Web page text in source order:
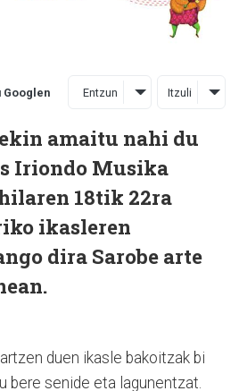
Googlen Entzun Itzuli
amaitu nahi du
Iriondo Musika
18tik 22ra
ikasleren
dira Sarobe arte
duen ikasle bakoitzak bi
bere senide eta lagunentzat.